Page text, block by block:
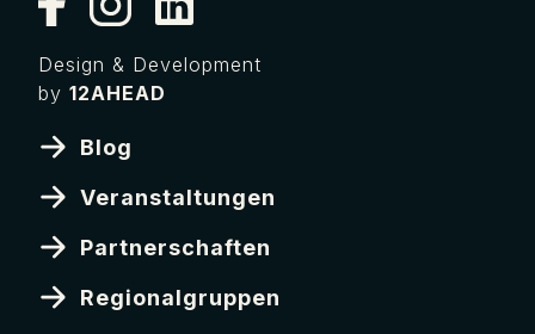
Design & Development
by 12AHEAD
Blog
Veranstaltungen
Partnerschaften
Regionalgruppen